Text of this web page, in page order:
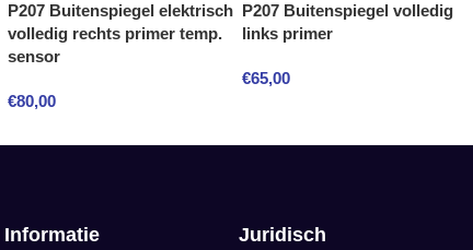
P207 Buitenspiegel elektrisch
volledig rechts primer temp.
sensor
€80,00
P207 Buitenspiegel volledig
links primer
€65,00
Informatie Juridisch